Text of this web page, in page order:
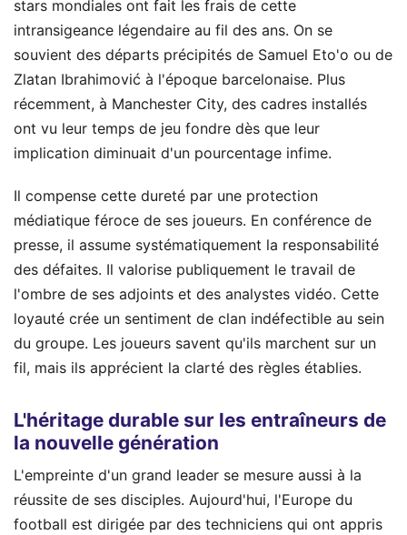
stars mondiales ont fait les frais de cette
intransigeance légendaire au fil des ans. On se
souvient des départs précipités de Samuel Eto'o ou de
Zlatan Ibrahimović à l'époque barcelonaise. Plus
récemment, à Manchester City, des cadres installés
ont vu leur temps de jeu fondre dès que leur
implication diminuait d'un pourcentage infime.
Il compense cette dureté par une protection
médiatique féroce de ses joueurs. En conférence de
presse, il assume systématiquement la responsabilité
des défaites. Il valorise publiquement le travail de
l'ombre de ses adjoints et des analystes vidéo. Cette
loyauté crée un sentiment de clan indéfectible au sein
du groupe. Les joueurs savent qu'ils marchent sur un
fil, mais ils apprécient la clarté des règles établies.
L'héritage durable sur les entraîneurs de
la nouvelle génération
L'empreinte d'un grand leader se mesure aussi à la
réussite de ses disciples. Aujourd'hui, l'Europe du
football est dirigée par des techniciens qui ont appris